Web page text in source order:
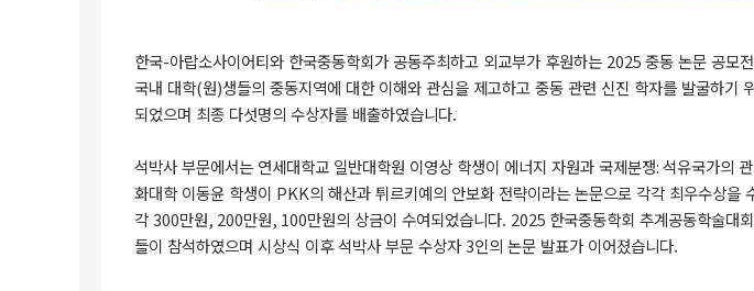
한국-아랍소사이어티와 한국중동학회가 공동주최하고 외교부가 후원하는 2025중동 논문 공모
국내 대학(원)생들의 중동지역에 대한 이해와 관심을 제고하고 중동 관련 신진 학자를 발굴하기
되었으며 최종 다섯명의 수상자를 배출하였습니다.
석박사 부문에서는 연세대학교 일반대학원 이영상 학생이 에너지 자원과 국제분쟁:석유국가의
화대학 이동윤 학생이 PKK의 해산과 튀르키예의 안보화 전략이라는 논문으로 각각 최우수상을
각300만원, 200만원, 100만원의 상금이 수여되었습니다. 2025 한국중동학회 추계공동학술대
들이 참석하였으며 시상식 이후 석박사 부문 수상자3인의 논문 발표가 이어졌습니다.